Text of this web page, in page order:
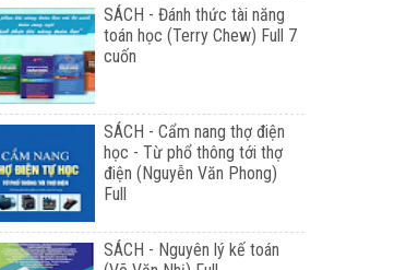
SÁCH - Đánh thức tài năng
toán học (Terry Chew) Full 7
cuốn
SÁCH - Cẩm nang thợ điện
học - Từ phổ thông tới thợ
điện (Nguyễn Văn Phong)
Full
SÁCH - Nguyên lý kế toán